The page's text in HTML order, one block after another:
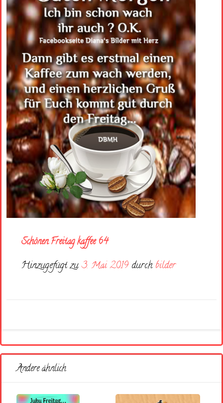
Schönen Freitag kaffee 64
Hinzugefügt zu3. Mai 2019 durch bilder
Andere ähnlich